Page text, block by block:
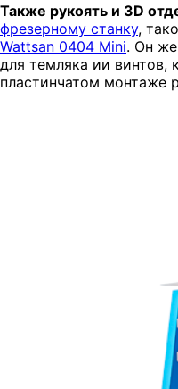
Также рукоять и 3D
фрезерному станку,
Wattsan 0404 Mini. Он
для темляка ии
пластинчатом монтаже